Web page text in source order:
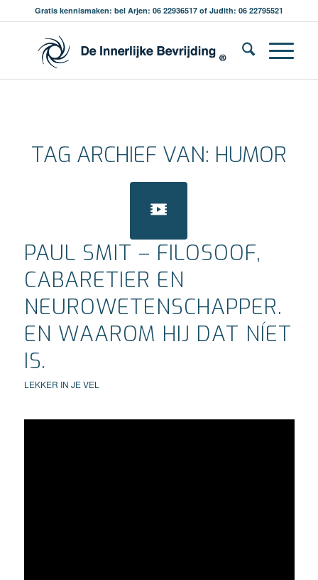
Gratis kennismaken: bel Arjen: 06 22936517 of Judith: 06 22795521
TAG ARCHIEF VAN: HUMOR
PAUL SMIT – FILOSOOF,
CABARETIER EN
NEUROWETENSCHAPPER.
EN WAAROM HIJ DAT NÍET
IS.
LEKKER IN JE VEL